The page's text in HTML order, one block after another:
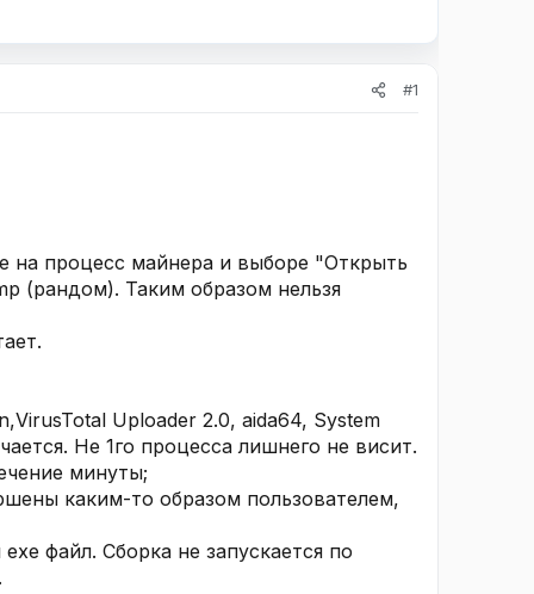
#1
на процесс майнера и выборе "Открыть
(рандом). Таким образом нельзя
Uploader 2.0, aida64, System
Не 1го процесса лишнего не висит.
минуты;
каким-то образом пользователем,
файл. Сборка не запускается по